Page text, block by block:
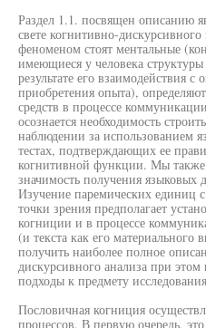
Раздел 1.1. посвящен описанию
свете когнитивно-
феноменом стоят ментальные
имеющиеся у человека
результате его взаимодействия
приобретения опыта),
средств в процессе
осознается необходимость
наблюдении за использованием
тестах, подтверждающих ее
когнитивной функции. Мы
значимость получения языковых
Изучение паремических единиц
точки зрения предполагает
когниции и в процессе
(и текста как его
получить наиболее полное
дискурсивного анализа при этом
подходы к предмету
Пословичная когниция
процессов. В первую очередь,